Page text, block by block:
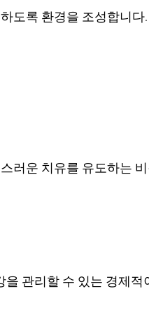
도록 환경을 조성합니다.
러운 치유를 유도하는
관리할 수 있는 경제적